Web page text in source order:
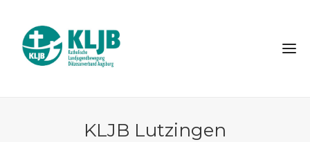
KLJB Lutzingen